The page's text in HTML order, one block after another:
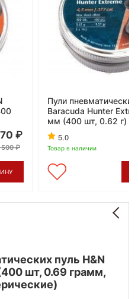
500
Пули пневматические
Baracuda Hunter
мм (400 шт, 0.62 г)
5.0
Товар в наличии
пуль H&N
шт, 0.69 грамм,